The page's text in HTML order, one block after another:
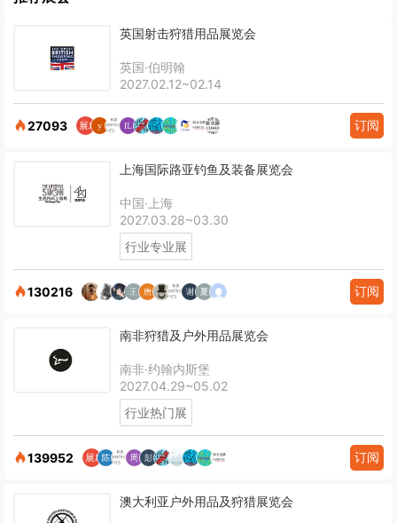
英国射击狩猎用品展览会
英国·伯明翰
2027.02.12~02.14
27093 订阅
上海国际路亚钓鱼及装备展览会
中国·上海
2027.03.28~03.30
行业专业展
130216 订阅
南非狩猎及户外用品展览会
南非·约翰内斯堡
2027.04.29~05.02
行业热门展
139952 订阅
澳大利亚户外用品及狩猎展览会